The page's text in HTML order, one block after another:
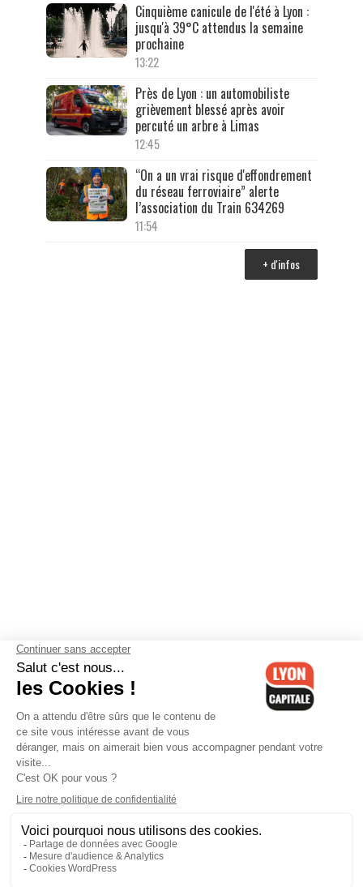
Cinquième canicule de l'été à Lyon :
jusqu'à 39°C attendus la semaine
prochaine
13:22
Près de Lyon : un automobiliste
grièvement blessé après avoir
percuté un arbre à Limas
12:45
“On a un vrai risque d'effondrement
du réseau ferroviaire” alerte
l’association du Train 634269
11:54
+ d'infos
Contactez-nous-Mentions légales-CGV-Politique de
confidentialité-Gestion des cookies